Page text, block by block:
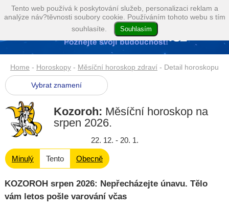
Home - Horoskopy - Měsíční horoskop zdraví - Detail horoskopu
Kozoroh: Měsíční horoskop na
srpen 2026.
22. 12. - 20. 1.
Minulý Tento Obecně
Vybrat znamení
KOZOROH srpen 2026: Nepřecházejte únavu. Tělo
vám letos pošle varování včas
Tento web používá k poskytování služeb, personalizaci reklam a
analýze náv?těvnosti soubory cookie. Používáním tohoto webu s tím
souhlasíte.